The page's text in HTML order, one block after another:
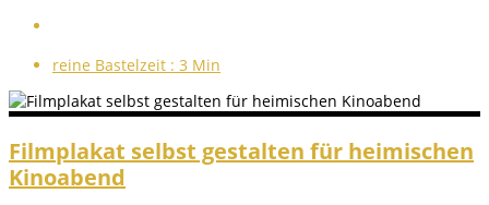
reine Bastelzeit : 3 Min
Filmplakat selbst gestalten für heimischen
Kinoabend